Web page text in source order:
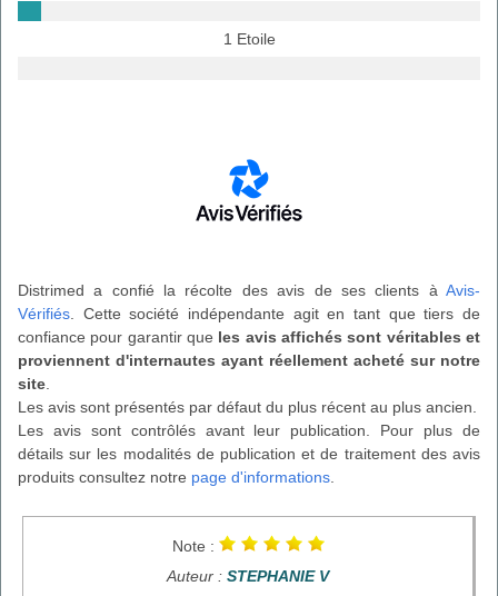
1 Etoile
Distrimed a confié la récolte des avis de ses clients à Avis-
Vérifiés. Cette société indépendante agit en tant que tiers de
confiance pour garantir que les avis affichés sont véritables et
proviennent d'internautes ayant réellement acheté sur notre
site.
Les avis sont présentés par défaut du plus récent au plus ancien.
Les avis sont contrôlés avant leur publication. Pour plus de
détails sur les modalités de publication et de traitement des avis
produits consultez notre page d'informations.
Note :
Auteur : STEPHANIE V